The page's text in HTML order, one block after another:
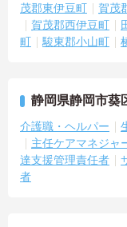
・訪問スケジュール
残業時間は5時間から
・夜勤明けの翌日は原
かりと給与に反映さ
例も多数あり、腰を
茂郡東伊豆町
賀茂
賀茂郡西伊豆町
町
駿東郡小山町
静岡県静岡市葵
介護職・ヘルパー
主任ケアマネジャ
達支援管理責任者
者